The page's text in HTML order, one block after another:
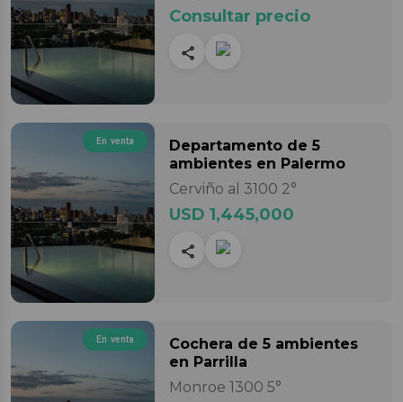
Consultar precio
En venta Departamento de 5
ambientes en Palermo
Cerviño al 3100 2°
USD 1,445,000
En venta Cochera de 5 ambientes
en Parrilla
Monroe 1300 5°